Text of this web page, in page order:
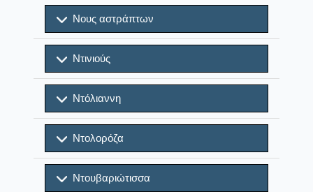
Νους αστράπτων
Ντινιούς
Ντόλιαννη
Ντολορόζα
Ντουβαριώτισσα